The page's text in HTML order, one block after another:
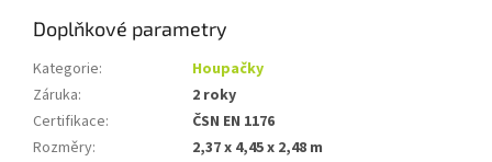
Doplňkové parametry
Kategorie:
Houpačky
Záruka:
2 roky
Certifikace:
ČSN EN 1176
Rozměry:
2,37 x 4,45 x 2,48 m